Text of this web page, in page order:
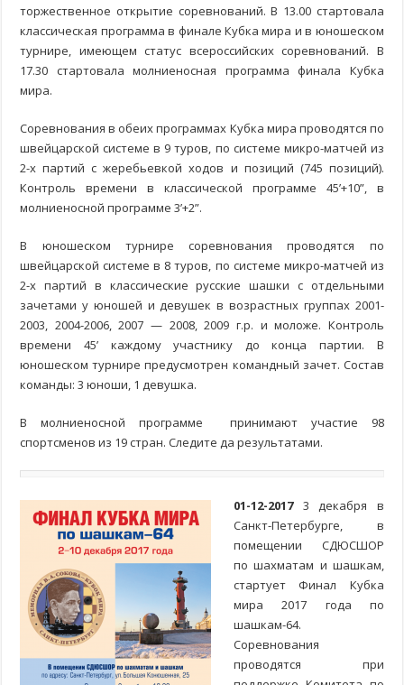
торжественное открытие соревнований. В 13.00 стартовала
классическая программа в финале Кубка мира и в юношеском
турнире, имеющем статус всероссийских соревнований. В
17.30 стартовала молниеносная программа финала Кубка
мира.
Соревнования в обеих программах Кубка мира проводятся по
швейцарской системе в 9 туров, по системе микро-матчей из
2-х партий с жеребьевкой ходов и позиций (745 позиций).
Контроль времени в классической программе 45’+10”, в
молниеносной программе 3’+2”.
В юношеском турнире соревнования проводятся по
швейцарской системе в 8 туров, по системе микро-матчей из
2-х партий в классические русские шашки с отдельными
зачетами у юношей и девушек в возрастных группах 2001-
2003, 2004-2006, 2007 — 2008, 2009 г.р. и моложе. Контроль
времени 45’ каждому участнику до конца партии. В
юношеском турнире предусмотрен командный зачет. Состав
команды: 3 юноши, 1 девушка.
В молниеносной программе принимают участие 98
спортсменов из 19 стран. Следите да результатами.
01-12-2017 3 декабря в
Санкт-Петербурге, в
помещении СДЮСШОР
по шахматам и шашкам,
стартует Финал Кубка
мира 2017 года по
шашкам-64.
Соревнования
проводятся при